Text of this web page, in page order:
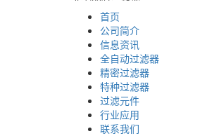
首页
公司简介
信息资讯
全自动过滤器
精密过滤器
特种过滤器
过滤元件
行业应用
联系我们